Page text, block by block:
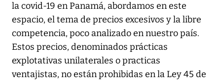
la covid-19 en Panamá, abordamos en este
espacio, el tema de precios excesivos y la libre
competencia, poco analizado en nuestro país.
Estos precios, denominados prácticas
explotativas unilaterales o practicas
ventajistas, no están prohibidas en la Ley 45 de